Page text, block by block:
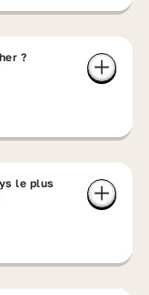
?
le plus